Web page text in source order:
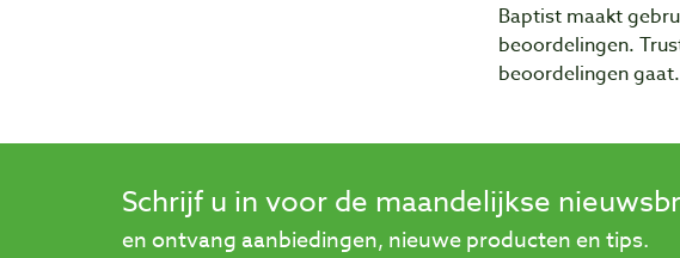
Baptist maakt
beoordelingen.
beoordelingen gaat.
Schrijf u in voor de maandelijkse
en ontvang aanbiedingen, nieuwe producten en tips.